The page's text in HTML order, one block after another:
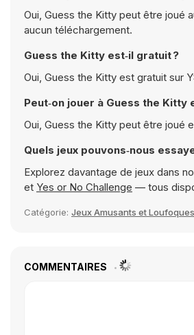
Oui, Guess the Kitty peut être joué
aucun téléchargement.
Guess the Kitty est‑il gratuit ?
Oui, Guess the Kitty est gratuit sur
Peut‑on jouer à Guess the Kitty
Oui, Guess the Kitty peut être joué
Quels jeux pouvons‑nous
Explorez davantage de jeux dans
et Yes or No Challenge — tous
Catégorie: Jeux Amusants et Loufoques
COMMENTAIRES